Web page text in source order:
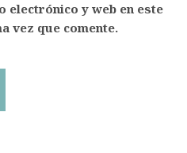
electrónico y web en este
vez que comente.